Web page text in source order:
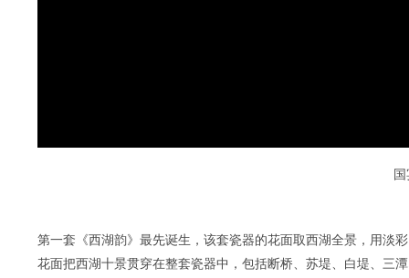
第一套《西湖韵》最先诞生，该套瓷器的花面取西湖全景，用淡
花面把西湖十景贯穿在整套瓷器中，包括断桥、苏堤、白堤、三